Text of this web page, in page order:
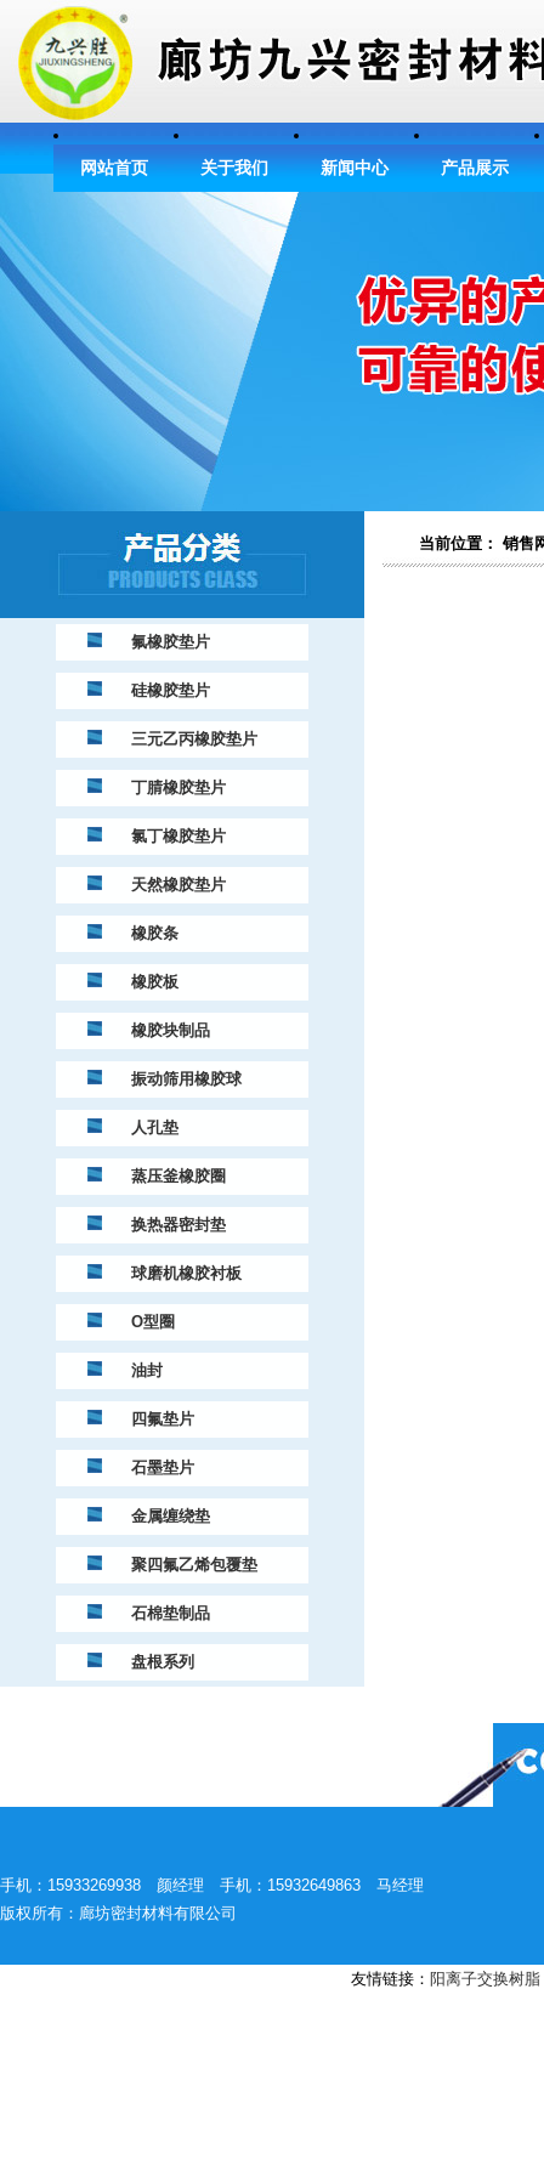
网站首页 关于我们 新闻中心 产品展示
氟橡胶垫片
硅橡胶垫片
三元乙丙橡胶垫片
丁腈橡胶垫片
氯丁橡胶垫片
天然橡胶垫片
橡胶条
橡胶板
橡胶块制品
振动筛用橡胶球
人孔垫
蒸压釜橡胶圈
换热器密封垫
球磨机橡胶衬板
O型圈
油封
四氟垫片
石墨垫片
金属缠绕垫
聚四氟乙烯包覆垫
石棉垫制品
盘根系列
当前位置： 销售
手机：15933269938 颜经理 手机：15932649863 马经理
版权所有：廊坊密封材料有限公司
友情链接： 阳离子交换树脂